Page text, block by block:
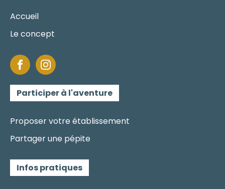
Accueil
Le concept
Participer à l'aventure
Proposer votre établissement
Partager une pépite
Infos pratiques